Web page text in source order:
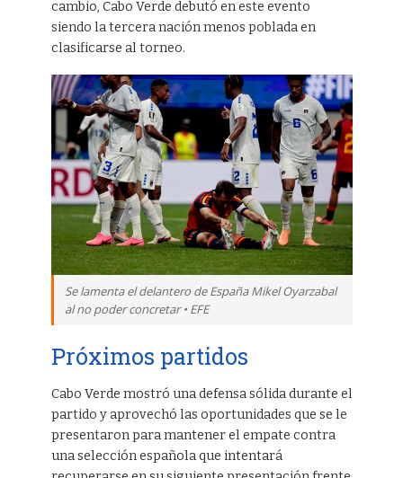
cambio, Cabo Verde debutó en este evento
siendo la tercera nación menos poblada en
clasificarse al torneo.
Se lamenta el delantero de España Mikel Oyarzabal
al no poder concretar • EFE
Próximos partidos
Cabo Verde mostró una defensa sólida durante el
partido y aprovechó las oportunidades que se le
presentaron para mantener el empate contra
una selección española que intentará